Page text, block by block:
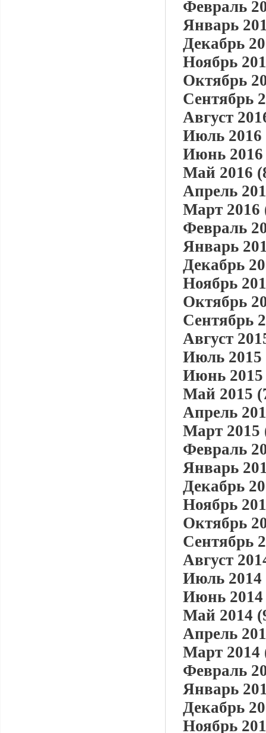
Февраль
Январь
Декабрь
Ноябрь
Октябрь
Сентябрь
Август
Июль 2016
Июнь 2016
Май 2016
Апрель
Март 2016
Февраль
Январь
Декабрь
Ноябрь
Октябрь
Сентябрь
Август
Июль 2015
Июнь 2015
Май 2015
Апрель
Март 2015
Февраль
Январь
Декабрь
Ноябрь
Октябрь
Сентябрь
Август
Июль 2014
Июнь 2014
Май 2014
Апрель
Март 2014
Февраль
Январь
Декабрь
Ноябрь